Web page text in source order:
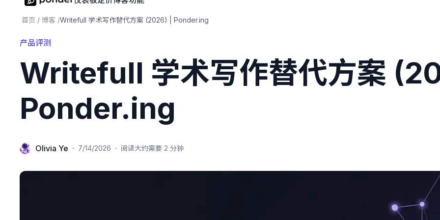
首页 / 博客 /Writefull 学术写作替代方案 (2026) | Ponder.ing
产品评测
Writefull 学术写作替代方案
Ponder.ing
Olivia Ye · 7/14/2026 · 阅读大约需要 2 分钟